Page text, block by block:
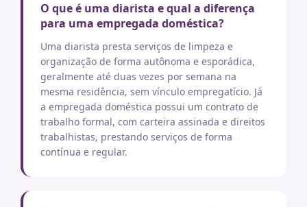
O que é uma diarista e qual a diferença
para uma empregada doméstica?
Uma diarista presta serviços de limpeza e
organização de forma autônoma e esporádica,
geralmente até duas vezes por semana na
mesma residência, sem vínculo empregatício. Já
a empregada doméstica possui um contrato de
trabalho formal, com carteira assinada e direitos
trabalhistas, prestando serviços de forma
contínua e regular.